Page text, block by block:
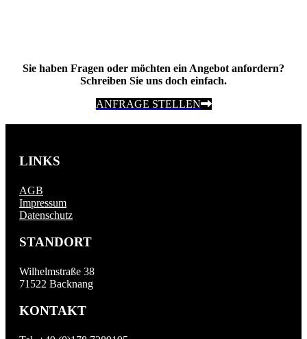
Sie haben Fragen oder möchten ein Angebot anfordern?
Schreiben Sie uns doch einfach.
ANFRAGE STELLEN
LINKS
AGB
Impressum
Datenschutz
STANDORT
Wilhelmstraße 38
71522 Backnang
KONTAKT